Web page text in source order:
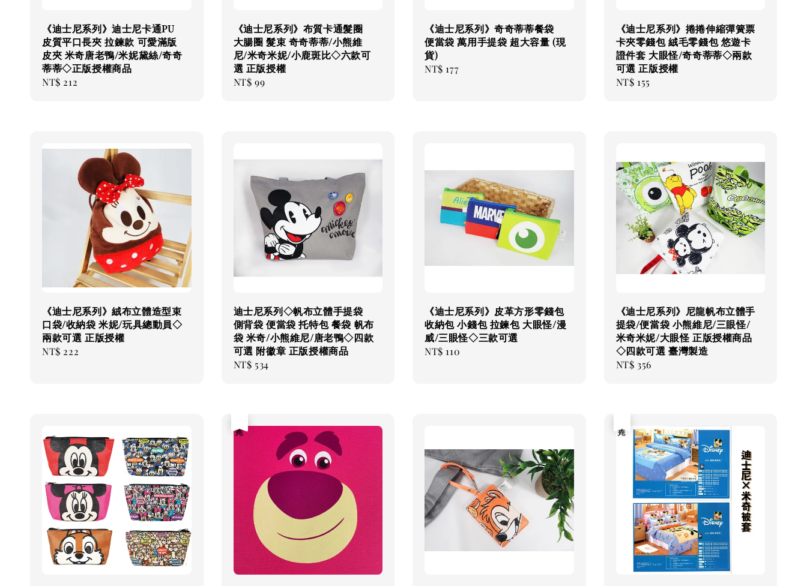
《迪士尼系列》迪士尼卡通PU
皮質平口長夾 拉鍊款 可愛滿版
皮夾 米奇唐老鴨/米妮黛絲/奇奇
蒂蒂◇正版授權商品
Regular
NT$ 212
《迪士尼系列》布質卡通髮圈
大腸圈 髮束 奇奇蒂蒂/小熊維
尼/米奇米妮/小鹿斑比◇六款可
選 正版授權
Regular
NT$ 99
《迪士尼系列》奇奇蒂蒂餐袋
便當袋 萬用手提袋 超大容量 (現
貨)
Regular
NT$ 177
《迪士尼系列》捲捲伸縮彈簧票
卡夾零錢包 絨毛零錢包 悠遊卡
證件套 大眼怪/奇奇蒂蒂◇兩款
可選 正版授權
Regular
NT$ 155
《迪士尼系列》絨布立體造型束
口袋/收納袋 米妮/玩具總動員◇
兩款可選 正版授權
Regular
NT$ 222
迪士尼系列◇帆布立體手提袋
側背袋 便當袋 托特包 餐袋 帆布
袋 米奇/小熊維尼/唐老鴨◇四款
可選 附徽章 正版授權商品
Regular
NT$ 534
《迪士尼系列》皮革方形零錢包
收納包 小錢包 拉鍊包 大眼怪/漫
威/三眼怪◇三款可選
Regular
NT$ 110
《迪士尼系列》尼龍帆布立體手
提袋/便當袋 小熊維尼/三眼怪/
米奇米妮/大眼怪 正版授權商品
◇四款可選 臺灣製造
Regular
NT$ 356